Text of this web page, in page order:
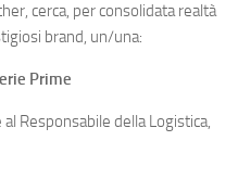
cerca, per consolidata realtà
brand, un/una:
Prime
Responsabile della Logistica,